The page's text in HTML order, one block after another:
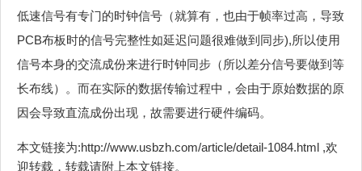
低速信号有专门的时钟信号（就算有，也由于帧率过高，导致
PCB布板时的信号完整性如延迟问题很难做到同步),所以使用
信号本身的交流成份来进行时钟同步（所以差分信号要做到等
长布线）。而在实际的数据传输过程中，会由于原始数据的原
因会导致直流成份出现，故需要进行硬件编码。
本文链接为:http://www.usbzh.com/article/detail-1084.html ,欢
迎转载，转载请附上本文链接。